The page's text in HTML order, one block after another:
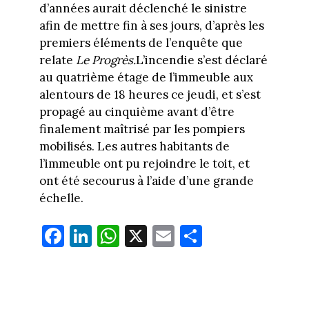
d’années aurait déclenché le sinistre
afin de mettre fin à ses jours, d’après les
premiers éléments de l’enquête que
relate Le Progrès.L’incendie s’est déclaré
au quatrième étage de l’immeuble aux
alentours de 18 heures ce jeudi, et s’est
propagé au cinquième avant d’être
finalement maîtrisé par les pompiers
mobilisés. Les autres habitants de
l’immeuble ont pu rejoindre le toit, et
ont été secourus à l’aide d’une grande
échelle.
Fa
ce
Li
nk
W
ha
X E
m
Pa